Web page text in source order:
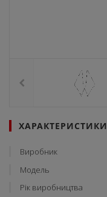
ХАРАКТЕРИСТИКИ
Виробник
Модель
Рік виробництва